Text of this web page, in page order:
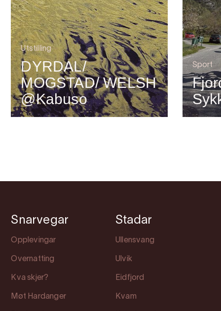
Utstilling
DYRDAL/
MOGSTAD/ WELSH
@Kabuso
Sport
Snarvegar
Opplevingar
Overnatting
Kva skjer?
Møt Hardanger
Stadar
Ullensvang
Ulvik
Eidfjord
Kvam